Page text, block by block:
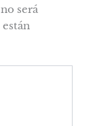
será